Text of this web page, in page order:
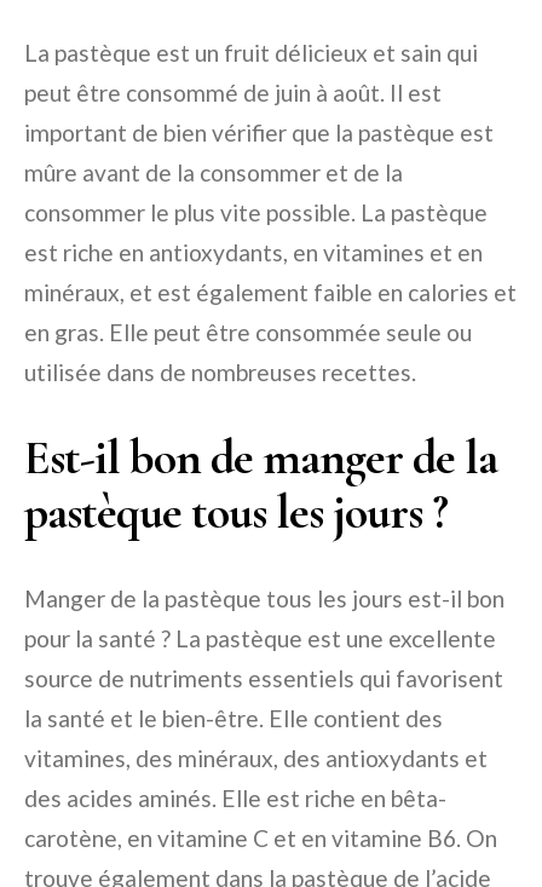
La pastèque est un fruit délicieux et sain qui
peut être consommé de juin à août. Il est
important de bien vérifier que la pastèque est
mûre avant de la consommer et de la
consommer le plus vite possible. La pastèque
est riche en antioxydants, en vitamines et en
minéraux, et est également faible en calories et
en gras. Elle peut être consommée seule ou
utilisée dans de nombreuses recettes.
Est-il bon de manger de la
pastèque tous les jours ?
Manger de la pastèque tous les jours est-il bon
pour la santé ? La pastèque est une excellente
source de nutriments essentiels qui favorisent
la santé et le bien-être. Elle contient des
vitamines, des minéraux, des antioxydants et
des acides aminés. Elle est riche en bêta-
carotène, en vitamine C et en vitamine B6. On
trouve également dans la pastèque de l’acide